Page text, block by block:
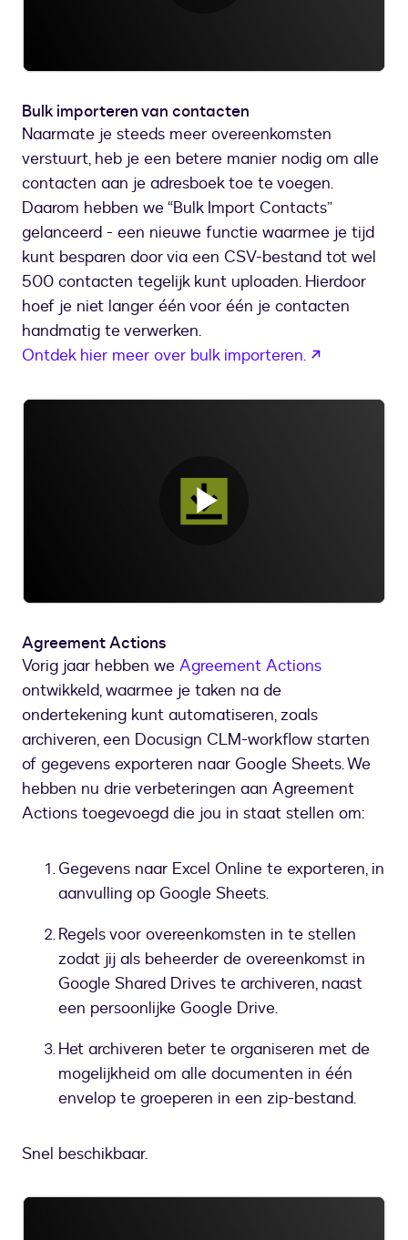
afspelen
Bulk importeren van contacten
Naarmate je steeds meer overeenkomsten
verstuurt, heb je een betere manier nodig om alle
contacten aan je adresboek toe te voegen.
Daarom hebben we “Bulk Import Contacts”
gelanceerd - een nieuwe functie waarmee je tijd
kunt besparen door via een CSV-bestand tot wel
500 contacten tegelijk kunt uploaden. Hierdoor
hoef je niet langer één voor één je contacten
handmatig te verwerken.
Ontdek hier meer over bulk importeren.
Video
Agreement Actions
Vorig jaar hebben we Agreement Actions
ontwikkeld, waarmee je taken na de
ondertekening kunt automatiseren, zoals
archiveren, een Docusign CLM-workflow starten
of gegevens exporteren naar Google Sheets. We
hebben nu drie verbeteringen aan Agreement
Actions toegevoegd die jou in staat stellen om:
Gegevens naar Excel Online te exporteren, in
aanvulling op Google Sheets.
Regels voor overeenkomsten in te stellen
zodat jij als beheerder de overeenkomst in
Google Shared Drives te archiveren, naast
een persoonlijke Google Drive.
Het archiveren beter te organiseren met de
mogelijkheid om alle documenten in één
envelop te groeperen in een zip-bestand.
Snel beschikbaar.